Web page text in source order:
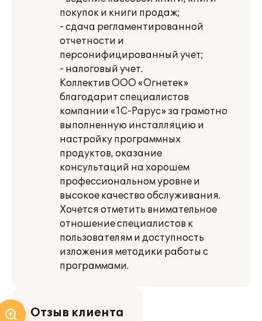
покупок и книги продаж;
- сдача регламентированной
отчетности и
персонифицированный учет;
- налоговый учет.
Коллектив ООО «Огнетек»
благодарит специалистов
компании «1С-Рарус» за грамотно
выполненную инсталляцию и
настройку программных
продуктов, оказание
консультаций на хорошем
профессиональном уровне и
высокое качество обслуживания.
Хочется отметить внимательное
отношение специалистов к
пользователям и доступность
изложения методики работы с
программами.
Отзыв клиента